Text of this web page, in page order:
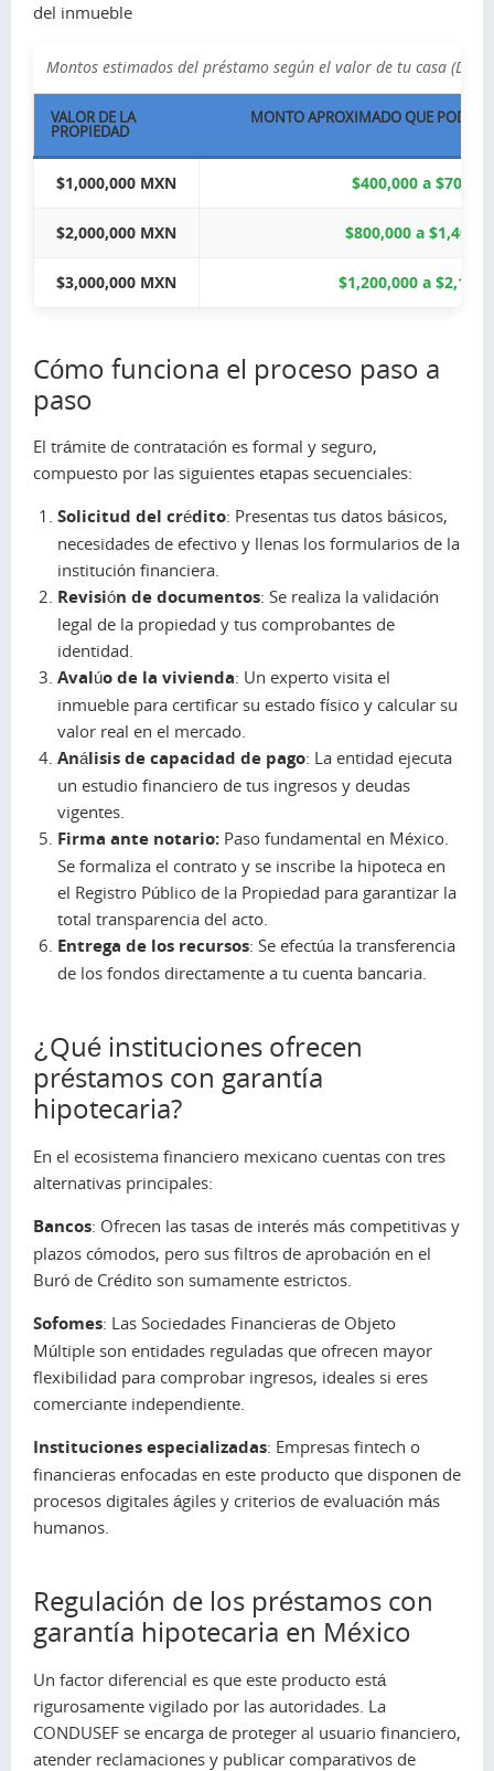
del inmueble
Montos estimados del préstamo según el valor de tu casa
VALOR DE LA
PROPIEDAD
MONTO APROXIMADO QUE PODRÍA
$1,000,000 MXN $400,000 a
$2,000,000 MXN $800,000 a
$3,000,000 MXN $1,200,000 a
Cómo funciona el proceso paso a
paso
El trámite de contratación es formal y seguro,
compuesto por las siguientes etapas secuenciales:
Solicitud del crédito: Presentas tus datos básicos,
necesidades de efectivo y llenas los formularios de la
institución financiera.
Revisión de documentos: Se realiza la validación
legal de la propiedad y tus comprobantes de
identidad.
Avalúo de la vivienda: Un experto visita el
inmueble para certificar su estado físico y calcular su
valor real en el mercado.
Análisis de capacidad de pago: La entidad ejecuta
un estudio financiero de tus ingresos y deudas
vigentes.
Firma ante notario: Paso fundamental en México.
Se formaliza el contrato y se inscribe la hipoteca en
el Registro Público de la Propiedad para garantizar la
total transparencia del acto.
Entrega de los recursos: Se efectúa la transferencia
de los fondos directamente a tu cuenta bancaria.
¿Qué instituciones ofrecen
préstamos con garantía
hipotecaria?
En el ecosistema financiero mexicano cuentas con tres
alternativas principales:
Bancos: Ofrecen las tasas de interés más competitivas y
plazos cómodos, pero sus filtros de aprobación en el
Buró de Crédito son sumamente estrictos.
Sofomes: Las Sociedades Financieras de Objeto
Múltiple son entidades reguladas que ofrecen mayor
flexibilidad para comprobar ingresos, ideales si eres
comerciante independiente.
Instituciones especializadas: Empresas fintech o
financieras enfocadas en este producto que disponen de
procesos digitales ágiles y criterios de evaluación más
humanos.
Regulación de los préstamos con
garantía hipotecaria en México
Un factor diferencial es que este producto está
rigurosamente vigilado por las autoridades. La
CONDUSEF se encarga de proteger al usuario financiero,
atender reclamaciones y publicar comparativos de